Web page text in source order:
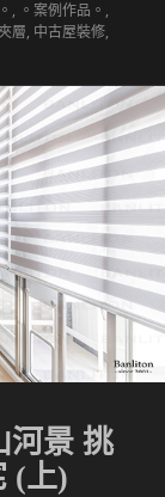
, 。案例作品。 ,
層, 中古屋裝修,
計〕遠眺山河景 挑高4
河景 挑
(上)